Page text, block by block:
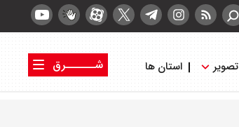
تصویر استان ها
شــــــرق